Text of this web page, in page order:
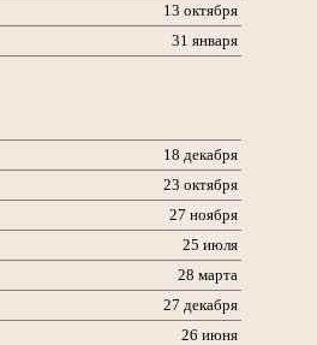
13 октября
31 января
18 декабря
23 октября
27 ноября
25 июля
28 марта
27 декабря
26 июня